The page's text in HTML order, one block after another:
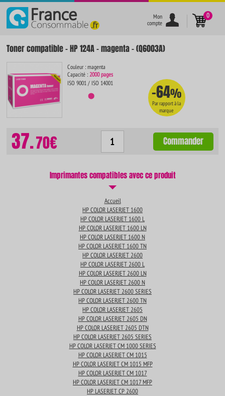
}
Mon
compte
0
Toner compatible - HP 124A - magenta - (Q6003A)
Couleur : magenta
Capacité :2000 pages
ISO 9001 / ISO 14001
-64%
Par rapport à la
marque
37.70€ Commander
Imprimantes compatibles avec ce produit
Accueil
HP COLOR LASERJET 1600
HP COLOR LASERJET 1600 L
HP COLOR LASERJET 1600 LN
HP COLOR LASERJET 1600 N
HP COLOR LASERJET 1600 TN
HP COLOR LASERJET 2600
HP COLOR LASERJET 2600 L
HP COLOR LASERJET 2600 LN
HP COLOR LASERJET 2600 N
HP COLOR LASERJET 2600 SERIES
HP COLOR LASERJET 2600 TN
HP COLOR LASERJET 2605
HP COLOR LASERJET 2605 DN
HP COLOR LASERJET 2605 DTN
HP COLOR LASERJET 2605 SERIES
HP COLOR LASERJET CM 1000 SERIES
HP COLOR LASERJET CM 1015
HP COLOR LASERJET CM 1015 MFP
HP COLOR LASERJET CM 1017
HP COLOR LASERJET CM 1017 MFP
HP LASERJET CP 2600